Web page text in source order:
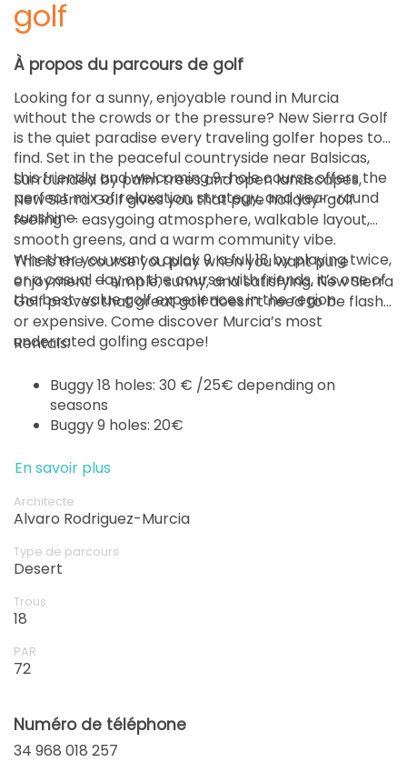
golf
À propos du parcours de golf
Looking for a sunny, enjoyable round in Murcia
without the crowds or the pressure? New Sierra Golf
is the quiet paradise every traveling golfer hopes to
find. Set in the peaceful countryside near Balsicas,
this friendly and welcoming 9-hole course offers the
perfect mix of relaxation, strategy, and year-round
sunshine.
Surrounded by palm trees and open landscapes,
New Sierra Golf gives you that pure holiday-golf
feeling — easygoing atmosphere, walkable layout,
smooth greens, and a warm community vibe.
Whether you want a quick 9, a full 18 by playing twice,
or a casual day on the course with friends, it’s one of
the best-value golf experiences in the region.
This is the course you play when you want pure
enjoyment — simple, sunny, and satisfying. New Sierra
Golf proves that great golf doesn’t need to be flashy
or expensive. Come discover Murcia’s most
underrated golfing escape!
Rentals:
Buggy 18 holes: 30 € /25€ depending on
seasons
Buggy 9 holes: 20€
En savoir plus
Architecte
Alvaro Rodriguez-Murcia
Type de parcours
Desert
Trous
18
PAR
72
Numéro de téléphone
34 968 018 257